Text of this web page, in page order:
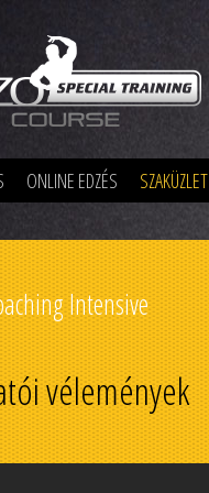
ONLINE EDZÉS SZAKÜZLET
Intensive
vélemények